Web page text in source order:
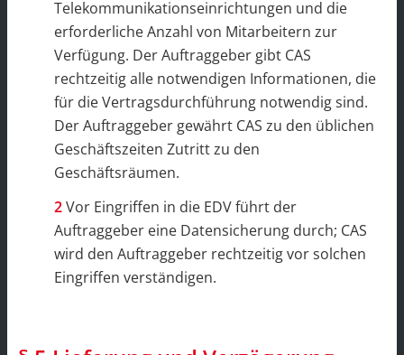
Telekommunikationseinrichtungen und die
erforderliche Anzahl von Mitarbeitern zur
Verfügung. Der Auftraggeber gibt CAS
rechtzeitig alle notwendigen Informationen, die
für die Vertragsdurchführung notwendig sind.
Der Auftraggeber gewährt CAS zu den üblichen
Geschäftszeiten Zutritt zu den
Geschäftsräumen.
Vor Eingriffen in die EDV führt der
Auftraggeber eine Datensicherung durch; CAS
wird den Auftraggeber rechtzeitig vor solchen
Eingriffen verständigen.